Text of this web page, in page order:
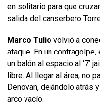
en solitario para que
salida del canserbero
Marco Tulio volvió a
ataque. En un
un balón al espacio al ‘7’
libre. Al llegar al área, no
Denovan, dejándolo atrás
arco vacío.